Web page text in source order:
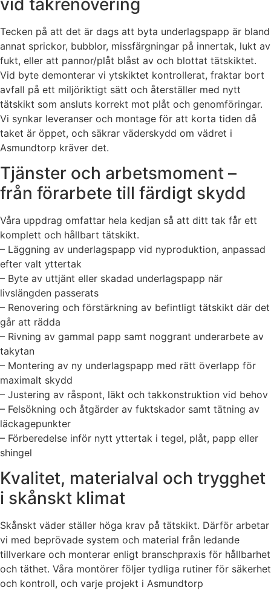
Tecken på att det är dags att byta underlagspapp är bland
annat sprickor, bubblor, missfärgningar på innertak, lukt av
fukt, eller att pannor/plåt blåst av och blottat tätskiktet.
Vid byte demonterar vi ytskiktet kontrollerat, fraktar bort
avfall på ett miljöriktigt sätt och återställer med nytt
tätskikt som ansluts korrekt mot plåt och genomföringar.
Vi synkar leveranser och montage för att korta tiden då
taket är öppet, och säkrar väderskydd om vädret i
Asmundtorp kräver det.
Tjänster och arbetsmoment –
från förarbete till färdigt skydd
Våra uppdrag omfattar hela kedjan så att ditt tak får ett
komplett och hållbart tätskikt.
– Läggning av underlagspapp vid nyproduktion, anpassad
efter valt yttertak
– Byte av uttjänt eller skadad underlagspapp när
livslängden passerats
– Renovering och förstärkning av befintligt tätskikt där det
går att rädda
– Rivning av gammal papp samt noggrant underarbete av
takytan
– Montering av ny underlagspapp med rätt överlapp för
maximalt skydd
– Justering av råspont, läkt och takkonstruktion vid behov
– Felsökning och åtgärder av fuktskador samt tätning av
läckagepunkter
– Förberedelse inför nytt yttertak i tegel, plåt, papp eller
shingel
Kvalitet, materialval och trygghet
i skånskt klimat
Skånskt väder ställer höga krav på tätskikt. Därför arbetar
vi med beprövade system och material från ledande
tillverkare och monterar enligt branschpraxis för hållbarhet
och täthet. Våra montörer följer tydliga rutiner för säkerhet
och kontroll, och varje projekt i Asmundtorp